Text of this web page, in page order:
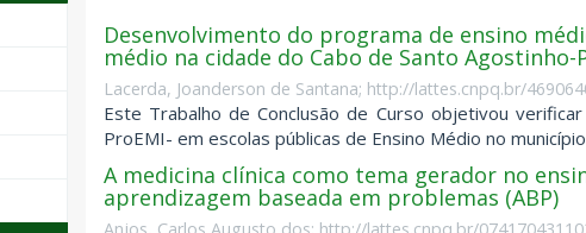
Desenvolvimento do programa de ensino
médio na cidade do Cabo de Santo Agostinho-
Lacerda, Joanderson de Santana; http://lattes.cnpq.br/
Este Trabalho de Conclusão de Curso objetivou
ProEMI- em escolas públicas de Ensino Médio no
A medicina clínica como tema gerador no
aprendizagem baseada em problemas (ABP)
Anjos, Carlos Augusto dos; http://lattes.cnpq.br/